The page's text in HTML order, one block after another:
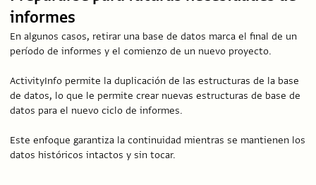
informes
En algunos casos, retirar una base de datos marca el final de un
período de informes y el comienzo de un nuevo proyecto.
ActivityInfo permite la duplicación de las estructuras de la base
de datos, lo que le permite crear nuevas estructuras de base de
datos para el nuevo ciclo de informes.
Este enfoque garantiza la continuidad mientras se mantienen los
datos históricos intactos y sin tocar.